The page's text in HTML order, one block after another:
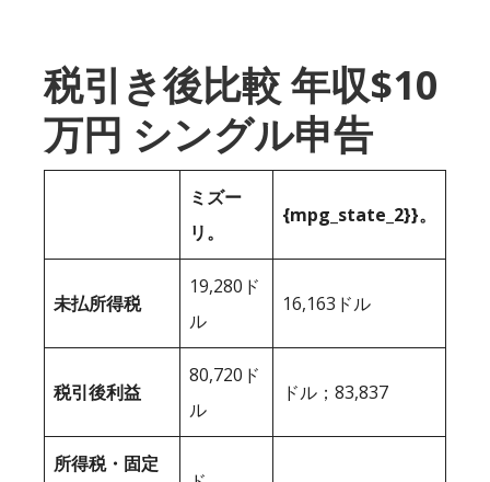
税引き後比較 年収$10
万円 シングル申告
ミズー
リ。
{mpg_state_2}}。
未払所得税
19,280ド
ル
16,163ドル
税引後利益
80,720ド
ル
ドル；83,837
所得税・固定